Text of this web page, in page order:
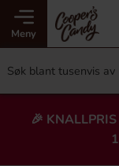
Meny
🎉